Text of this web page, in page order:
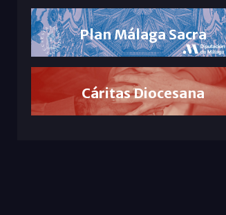
Plan Málaga Sacra
Cáritas Diocesana